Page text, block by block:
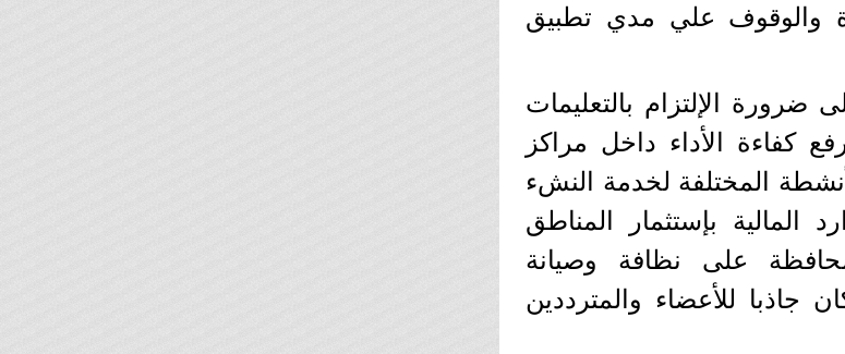
والوقوف علي مدي تطبيق
ضرورة الإلتزام بالتعليمات
كفاءة الأداء داخل مراكز
المختلفة لخدمة النشء
المالية بإستثمار المناطق
على نظافة وصيانة
جاذبا للأعضاء والمترددين